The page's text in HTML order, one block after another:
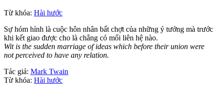
Từ khóa: Hài hước
Sự hóm hỉnh là cuộc hôn nhân bất chợt của những ý tưởng mà trước
khi kết giao được cho là chẳng có mối liên hệ nào.
Wit is the sudden marriage of ideas which before their union were
not perceived to have any relation.
Tác giả: Mark Twain
Từ khóa: Hài hước